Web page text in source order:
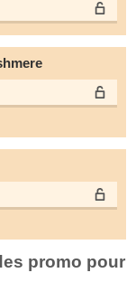
promo pour